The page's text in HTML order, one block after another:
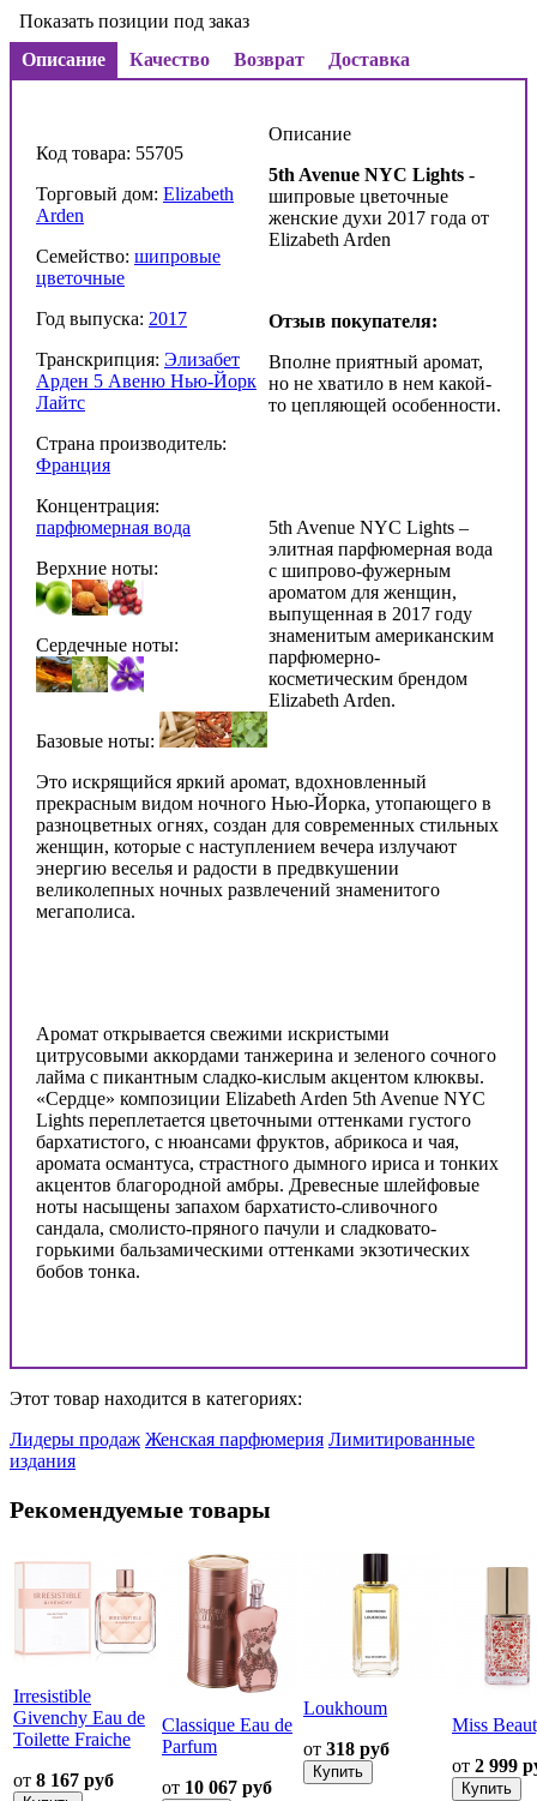
Показать позиции под заказ
Описание
Качество Возврат Доставка
Код товара: 55705
Торговый дом: Elizabeth
Arden
Семейство: шипровые
цветочные
Год выпуска: 2017
Транскрипция: Элизабет
Арден 5 Авеню Нью-Йорк
Лайтс
Страна производитель:
Франция
Концентрация:
парфюмерная вода
Верхние ноты:
Сердечные ноты:
Базовые ноты:
Описание
5th Avenue NYC Lights -
шипровые цветочные
женские духи 2017 года от
Elizabeth Arden
Отзыв покупателя:
Вполне приятный аромат,
но не хватило в нем какой-
то цепляющей особенности.
5th Avenue NYC Lights –
элитная парфюмерная вода
с шипрово-фужерным
ароматом для женщин,
выпущенная в 2017 году
знаменитым американским
парфюмерно-
косметическим брендом
Elizabeth Arden.
Это искрящийся яркий аромат, вдохновленный
прекрасным видом ночного Нью-Йорка, утопающего в
разноцветных огнях, создан для современных стильных
женщин, которые с наступлением вечера излучают
энергию веселья и радости в предвкушении
великолепных ночных развлечений знаменитого
мегаполиса.
Аромат открывается свежими искристыми
цитрусовыми аккордами танжерина и зеленого сочного
лайма с пикантным сладко-кислым акцентом клюквы.
«Сердце» композиции Elizabeth Arden 5th Avenue NYC
Lights переплетается цветочными оттенками густого
бархатистого, с нюансами фруктов, абрикоса и чая,
аромата османтуса, страстного дымного ириса и тонких
акцентов благородной амбры. Древесные шлейфовые
ноты насыщены запахом бархатисто-сливочного
сандала, смолисто-пряного пачули и сладковато-
горькими бальзамическими оттенками экзотических
бобов тонка.
Этот товар находится в категориях:
Лидеры продаж Женская парфюмерия Лимитированные
издания
Рекомендуемые товары
Irresistible
Givenchy Eau de
Toilette Fraiche
от 8 167 руб
Classique Eau de
Parfum
от 10 067 руб
Loukhoum
от 318 руб
Miss
от 2 999